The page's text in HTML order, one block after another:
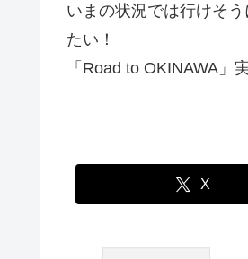
いまの状況では行けそ
たい！
「Road to OKINAWA」
X